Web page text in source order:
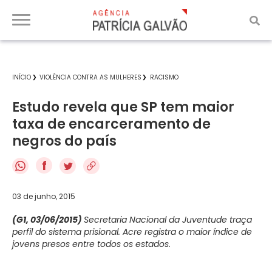
INÍCIO VIOLÊNCIA CONTRA AS MULHERES RACISMO
Estudo revela que SP tem maior
taxa de encarceramento de
negros do país
f
03 de junho, 2015
(G1, 03/06/2015) Secretaria Nacional da Juventude traça
perfil do sistema prisional. Acre registra o maior índice de
jovens presos entre todos os estados.